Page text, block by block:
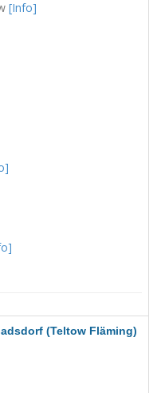
[Info]
(Teltow Fläming)